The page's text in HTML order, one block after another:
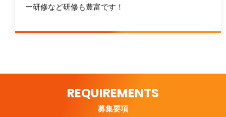
ー研修など研修も豊富です！
REQUIREMENTS
募集要項